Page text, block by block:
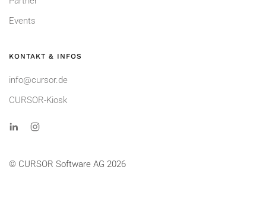
Events
KONTAKT & INFOS
info@cursor.de
CURSOR-Kiosk
© CURSOR Software AG 2026